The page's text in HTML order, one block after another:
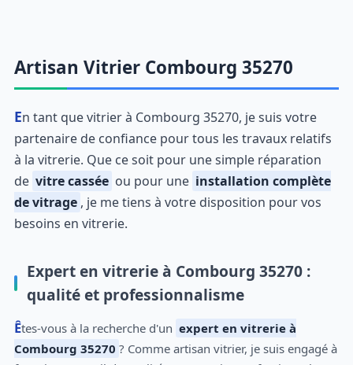
Artisan Vitrier Combourg 35270
En tant que vitrier à Combourg 35270, je suis votre
partenaire de confiance pour tous les travaux relatifs
à la vitrerie. Que ce soit pour une simple réparation
de vitre cassée ou pour une installation complète
de vitrage , je me tiens à votre disposition pour vos
besoins en vitrerie.
Expert en vitrerie à Combourg 35270 :
qualité et professionnalisme
Êtes-vous à la recherche d'un expert en vitrerie à
Combourg 35270 ? Comme artisan vitrier, je suis engagé à